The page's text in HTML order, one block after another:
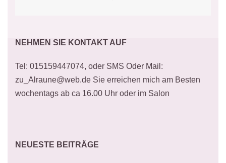
NEHMEN SIE KONTAKT AUF
Tel: 015159447074, oder SMS Oder Mail:
zu_Alraune@web.de Sie erreichen mich am Besten
wochentags ab ca 16.00 Uhr oder im Salon
NEUESTE BEITRÄGE